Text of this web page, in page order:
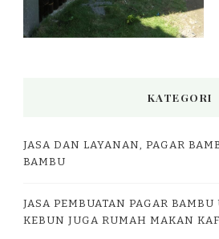
KATEGORI
JASA DAN LAYANAN, PAGAR
BAMBU
JASA PEMBUATAN PAGAR
KEBUN JUGA RUMAH MAKAN